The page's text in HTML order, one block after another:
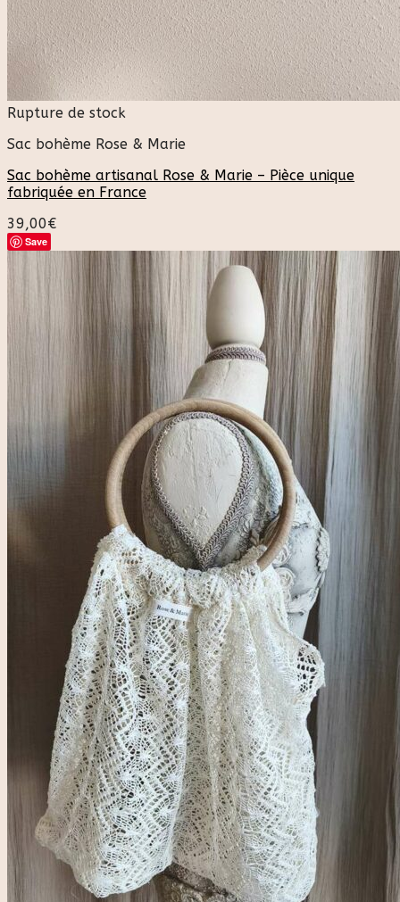
Rupture de stock
Sac bohème Rose & Marie
Sac bohème artisanal Rose & Marie – Pièce unique
fabriquée en France
39,00€
Save